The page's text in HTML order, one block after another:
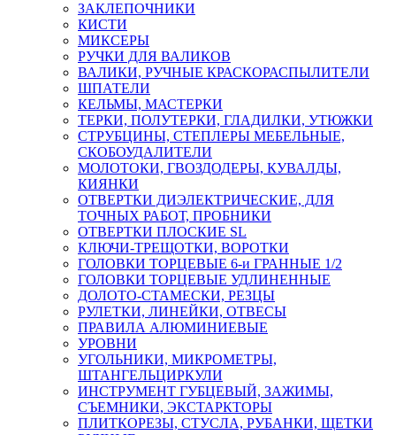
ЗАКЛЕПОЧНИКИ
КИСТИ
МИКСЕРЫ
РУЧКИ ДЛЯ ВАЛИКОВ
ВАЛИКИ, РУЧНЫЕ КРАСКОРАСПЫЛИТЕЛИ
ШПАТЕЛИ
КЕЛЬМЫ, МАСТЕРКИ
ТЕРКИ, ПОЛУТЕРКИ, ГЛАДИЛКИ, УТЮЖКИ
СТРУБЦИНЫ, СТЕПЛЕРЫ МЕБЕЛЬНЫЕ,
СКОБОУДАЛИТЕЛИ
МОЛОТОКИ, ГВОЗДОДЕРЫ, КУВАЛДЫ,
КИЯНКИ
ОТВЕРТКИ ДИЭЛЕКТРИЧЕСКИЕ, ДЛЯ
ТОЧНЫХ РАБОТ, ПРОБНИКИ
ОТВЕРТКИ ПЛОСКИЕ SL
КЛЮЧИ-ТРЕЩОТКИ, ВОРОТКИ
ГОЛОВКИ ТОРЦЕВЫЕ 6-и ГРАННЫЕ 1/2
ГОЛОВКИ ТОРЦЕВЫЕ УДЛИНЕННЫЕ
ДОЛОТО-СТАМЕСКИ, РЕЗЦЫ
РУЛЕТКИ, ЛИНЕЙКИ, ОТВЕСЫ
ПРАВИЛА АЛЮМИНИЕВЫЕ
УРОВНИ
УГОЛЬНИКИ, МИКРОМЕТРЫ,
ШТАНГЕЛЬЦИРКУЛИ
ИНСТРУМЕНТ ГУБЦЕВЫЙ, ЗАЖИМЫ,
СЪЕМНИКИ, ЭКСТАРКТОРЫ
ПЛИТКОРЕЗЫ, СТУСЛА, РУБАНКИ, ЩЕТКИ